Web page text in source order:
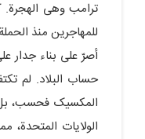
ترامب وهی الهجرة.
أصرّ على بناء جدار
حساب البلاد. لم
المکسیک فحسب،
الولایات